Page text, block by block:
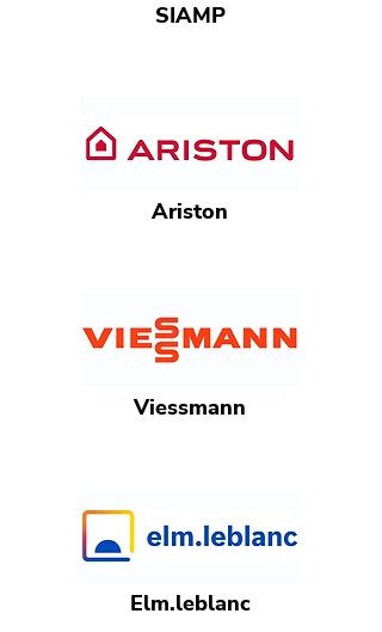
SIAMP
Ariston
Viessmann
Elm.leblanc